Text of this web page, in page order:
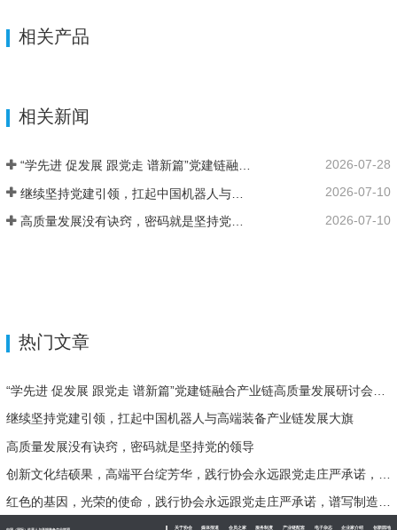
相关产品
相关新闻
“学先进 促发展 跟党走 谱新篇”党建链融合产业链高质量发展研讨会在济南二机床集团成功举办 2026-07-28
2026-07-10
2026-07-10
热门文章
继续坚持党建引领，扛起中国机器人与高端装备产业链发展大旗
高质量发展没有诀窍，密码就是坚持党的领导
红色的基因，光荣的使命，践行协会永远跟党走庄严承诺，谱写制造强国创一流时代华章！
关于协会 媒体报道 会员之家 服务制度 产业链配套 电子杂志 企业家介绍 创新园地